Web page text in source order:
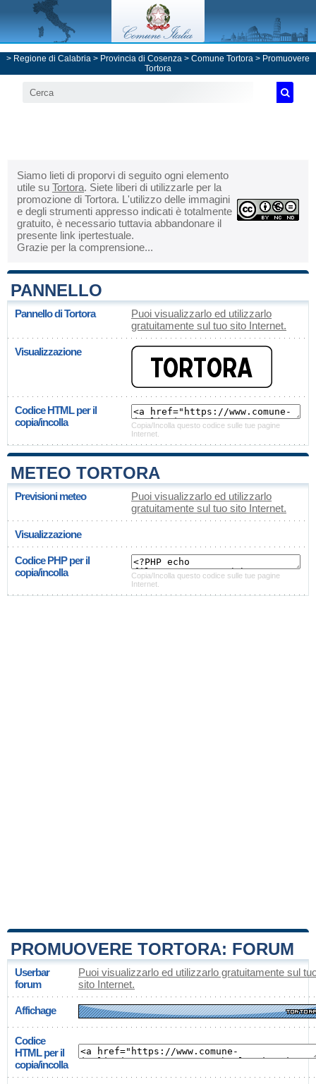
> Regione di Calabria > Provincia di Cosenza > Comune Tortora > Promuovere
Tortora
Siamo lieti di proporvi di seguito ogni elemento
utile su Tortora. Siete liberi di utilizzarle per la
promozione di Tortora. L'utilizzo delle immagini
e degli strumenti appresso indicati è totalmente
gratuito, è necessario tuttavia abbandonare il
presente link ipertestuale.
Grazie per la comprensione...
PANNELLO
Pannello di Tortora
Puoi visualizzarlo ed utilizzarlo
gratuitamente sul tuo sito Internet.
Visualizzazione
Codice HTML per il
copia/incolla
Copia/Incolla questo codice sulle tue pagine
Internet.
METEO TORTORA
Previsioni meteo
Puoi visualizzarlo ed utilizzarlo
gratuitamente sul tuo sito Internet.
Visualizzazione
Codice PHP per il
copia/incolla
Copia/Incolla questo codice sulle tue pagine
Internet.
PROMUOVERE TORTORA: FORUM
Userbar
forum
Puoi visualizzarlo ed utilizzarlo gratuitamente sul
sito Internet.
Affichage
Codice
HTML per il
copia/incolla